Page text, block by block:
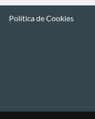
Política de Cookies